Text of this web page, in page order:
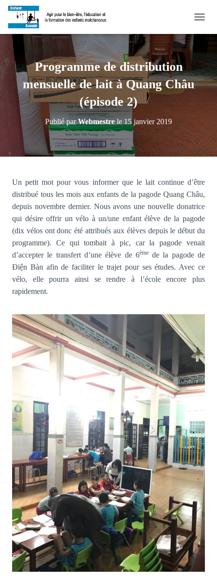
É
E
R
V
G
A
O
Programme de distribution
mensuelle de lait à Quang Châu
(épisode 2)
Publié parWebmestre le 15 janvier 2019
Un petit mot pour vous informer que le lait continue d’être
distribué tous les mois aux enfants de la pagode Quang Châu,
depuis novembre dernier. Nous avons une nouvelle donatrice
qui désire offrir un vélo à un/une enfant élève de la pagode
(dix vélos ont donc été attribués aux élèves depuis le début du
programme). Ce qui tombait à pic, car la pagode venait
d’accepter le transfert d’une élève de 6èmede la pagode de
Điện Bàn afin de faciliter le trajet pour ses études. Avec ce
vélo, elle pourra ainsi se rendre à l’école encore plus
rapidement.